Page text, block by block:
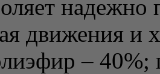
движения и
– 40%;